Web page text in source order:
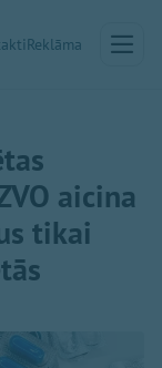
Reklāma
aicina
tikai